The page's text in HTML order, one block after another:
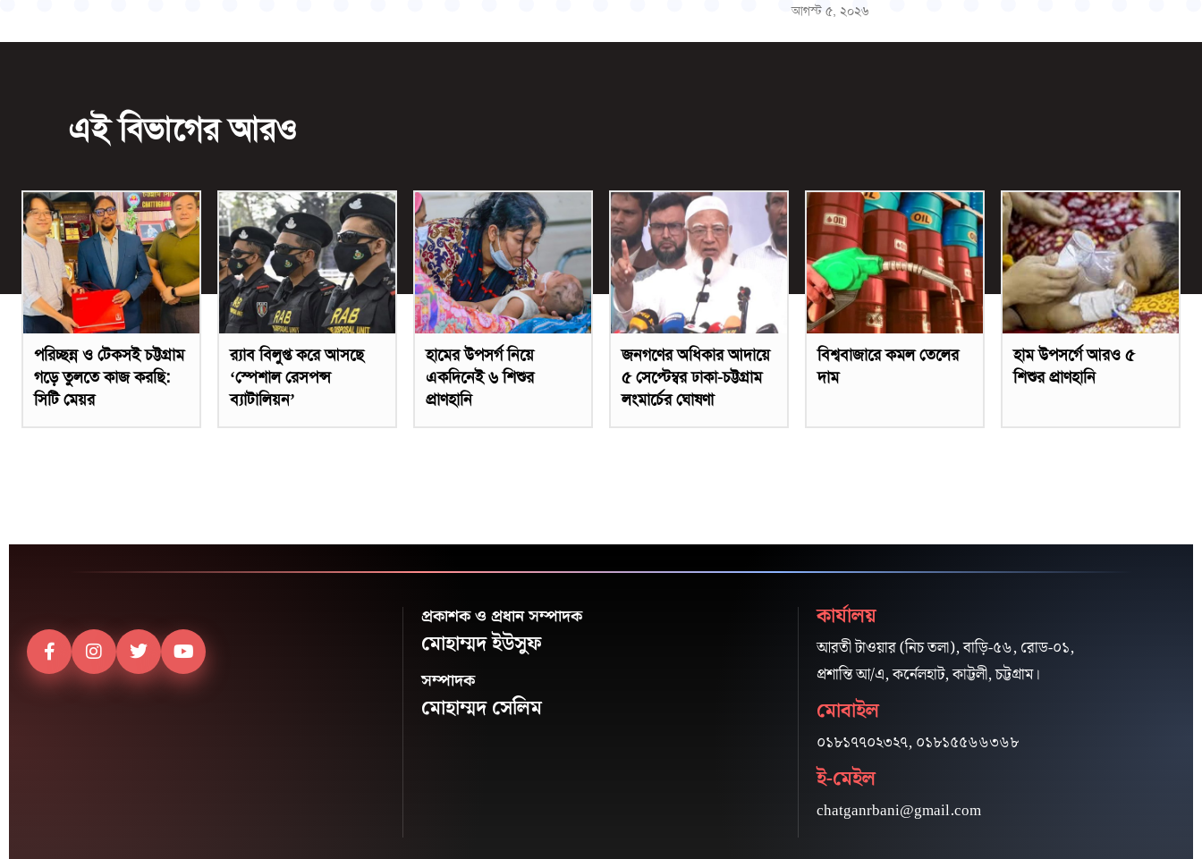
আগস্ট ৫, ২০২৬
এই বিভাগের আরও
পরিচ্ছন্ন ও টেকসই চট্টগ্রাম
গড়ে তুলতে কাজ করছি:
সিটি মেয়র
র‌্যাব বিলুপ্ত করে আসছে
‘স্পেশাল রেসপন্স
ব্যাটালিয়ন’
হামের উপসর্গ নিয়ে
একদিনেই ৬ শিশুর
প্রাণহানি
জনগণের অধিকার আদায়ে
৫ সেপ্টেম্বর ঢাকা-চট্টগ্রাম
লংমার্চের ঘোষণা
বিশ্ববাজারে কমল তেলের
দাম
হাম উপসর্গে আরও ৫
শিশুর প্রাণহানি
প্রকাশক ও প্রধান সম্পাদক
মোহাম্মদ ইউসুফ
সম্পাদক
মোহাম্মদ সেলিম
কার্যালয়
আরতী টাওয়ার (নিচ তলা), বাড়ি-৫৬, রোড-০১,
প্রশান্তি আ/এ, কর্নেলহাট, কাট্টলী, চট্টগ্রাম।
মোবাইল
০১৮১৭৭০২৩২৭, ০১৮১৫৫৬৬৩৬৮
ই-মেইল
chatganrbani@gmail.com